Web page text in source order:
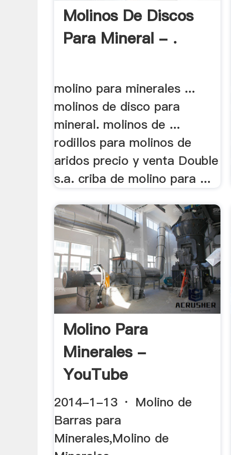
Molinos De Discos
Para Mineral - .
molino para minerales ...
molinos de disco para
mineral. molinos de ...
rodillos para molinos de
aridos precio y venta Double
s.a. criba de molino para ...
Molino Para
Minerales -
YouTube
2014-1-13 · Molino de
Barras para
Minerales,Molino de